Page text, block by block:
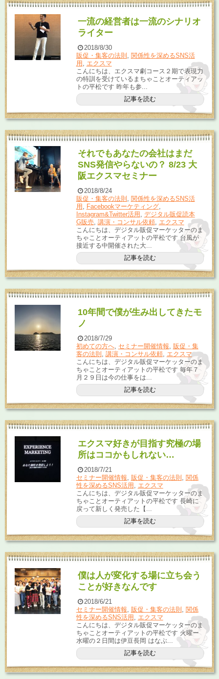
一流の経営者は一流のシナリオ
ライター
2018/8/30
販促・集客の法則 , 関係性を深めるSNS活
用 , エクスマ
こんにちは、エクスマ劇コース２期で表現力
の特訓を受けているまちゃことオーティアッ
トの平松です 昨年も参...
記事を読む
それでもあなたの会社はまだ
SNS発信やらないの？ 8/23 大
阪エクスマセミナー
2018/8/24
販促・集客の法則 , 関係性を深めるSNS活
用 , Facebookマーケティング,
Instagram&Twitter活用 , デジタル販促読本
G販売, 講演・コンサル依頼, エクスマ
こんにちは、デジタル販促マーケッターのま
ちゃことオーティアットの平松です 台風が
接近する中開催された大...
記事を読む
10年間で僕が生み出してきたモ
ノ
2018/7/29
初めての方へ, セミナー開催情報 販促・集
客の法則 講演・コンサル依頼, エクスマ
こんにちは、デジタル販促マーケッターのま
ちゃことオーティアットの平松です 毎年７
月２９日は今の仕事をは...
記事を読む
エクスマ好きが目指す究極の場
所はココかもしれない…
2018/7/21
セミナー開催情報, 販促・集客の法則 , 関係
性を深めるSNS活用 , エクスマ
こんにちは、デジタル販促マーケッターのま
ちゃことオーティアットの平松です 長崎に
戻って新しく発売した【...
記事を読む
僕は人が変化する場に立ち会う
ことが好きなんです
2018/6/21
セミナー開催情報
販促・集客の法則
関係
性を深めるSNS活用
エクスマ
こんにちは、デジタル販促マーケッターのま
ちゃことオーティアットの平松です 火曜ー
水曜の２日間は伊豆長岡 はなぶ...
記事を読む